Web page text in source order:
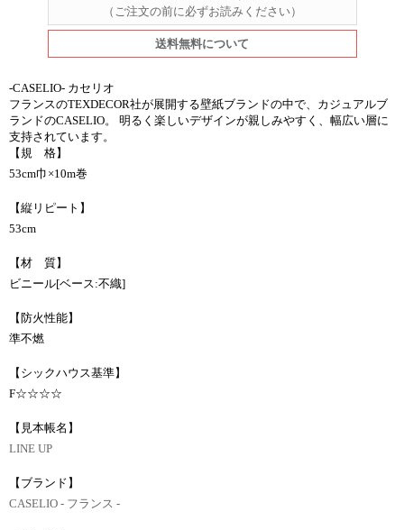
（ご注文の前に必ずお読みください）
送料無料について
-CASELIO- カセリオ
フランスのTEXDECOR社が展開する壁紙ブランドの中で、カジュアルブ
ランドのCASELIO。 明るく楽しいデザインが親しみやすく、幅広い層に
支持されています。
【規 格】
53cm巾×10m巻
【縦リピート】
53cm
【材 質】
ビニール[ベース:不織]
【防火性能】
準不燃
【シックハウス基準】
F☆☆☆☆
【見本帳名】
LINE UP
【ブランド】
CASELIO - フランス -